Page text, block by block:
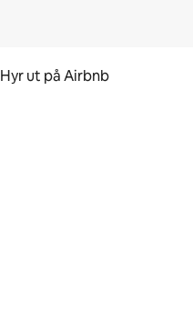
Hyr ut på Airbnb